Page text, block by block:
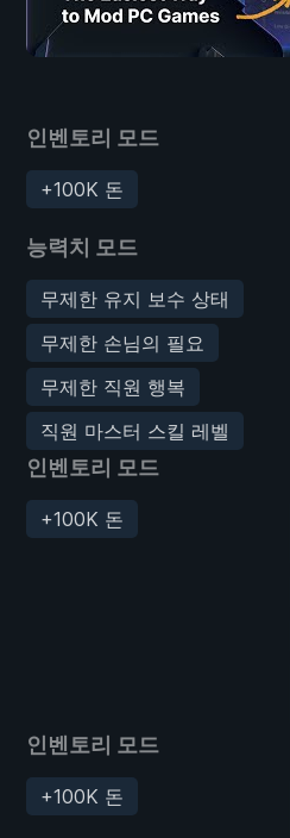
인벤토리 모드
+100K 돈
능력치 모드
무제한 유지 보수 상태
무제한 손님의 필요
무제한 직원 행복
직원 마스터 스킬 레벨
인벤토리 모드
+100K 돈
인벤토리 모드
+100K 돈